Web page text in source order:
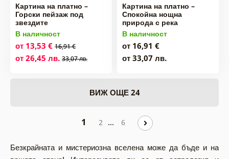
Картина на платно –
Горски пейзаж под
звездите
В наличност
от 13,53 € 16,91 €
от 26,45 лв. 33,07 лв.
Картина на платно –
Спокойна нощна
природа с река
В наличност
от 16,91 €
от 33,07 лв.
ВИЖ ОЩЕ 24
1 2 … 6
Безкрайната и мистериозна вселена може да бъде и на